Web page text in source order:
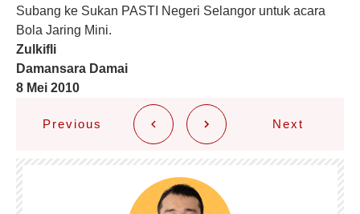
Subang ke Sukan PASTI Negeri Selangor untuk acara
Bola Jaring Mini.
Zulkifli
Damansara Damai
8 Mei 2010
Previous Next